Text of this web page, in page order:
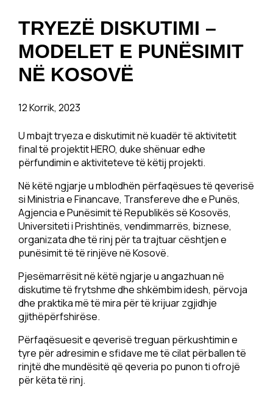
TRYEZË DISKUTIMI –
MODELET E PUNËSIMIT
NË KOSOVË
12 Korrik, 2023
U mbajt tryeza e diskutimit në kuadër të aktivitetit
final të projektit HERO, duke shënuar edhe
përfundimin e aktiviteteve të këtij projekti.
Në këtë ngjarje u mblodhën përfaqësues të qeverisë
si Ministria e Financave, Transfereve dhe e Punës,
Agjencia e Punësimit të Republikës së Kosovës,
Universiteti i Prishtinës, vendimmarrës, biznese,
organizata dhe të rinj për ta trajtuar cështjen e
punësimit të të rinjëve në Kosovë.
Pjesëmarrësit në këtë ngjarje u angazhuan në
diskutime të frytshme dhe shkëmbim idesh, përvoja
dhe praktika më të mira për të krijuar zgjidhje
gjithëpërfshirëse.
Përfaqësuesit e qeverisë treguan përkushtimin e
tyre për adresimin e sfidave me të cilat përballen të
rinjtë dhe mundësitë që qeveria po punon ti ofrojë
për këta të rinj.